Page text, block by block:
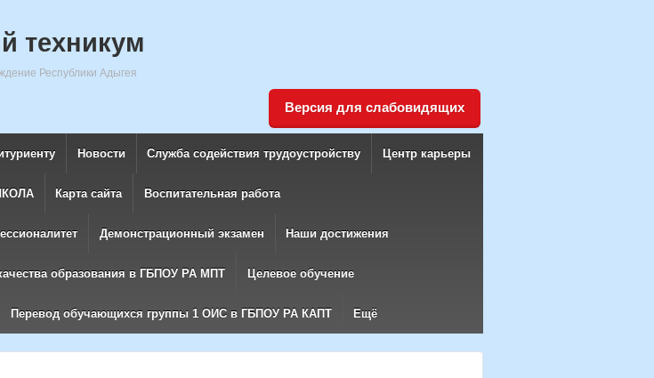
техникум
Республики Адыгея
Версия для слабовидящих
Новости Служба содействия трудоустройству Центр карьеры
Карта сайта Воспитательная работа
Демонстрационный экзамен Наши достижения
образования в ГБПОУ РА МПТ Целевое обучение
Перевод обучающихся группы 1 ОИС в ГБПОУ РА КАПТ Ещё